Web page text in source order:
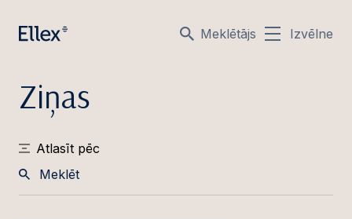
Meklētājs Izvēlne
Ziņas
Atlasīt pēc